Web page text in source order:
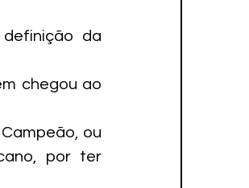
da
chegou ao
ou
por ter